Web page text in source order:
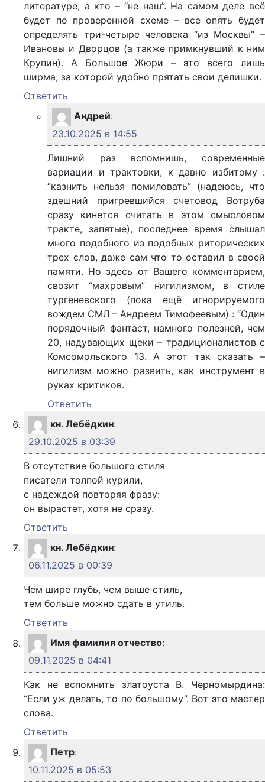
литературе, а кто – “не наш”. На самом деле всё
будет по проверенной схеме – все опять будет
определять три-четыре человека “из Москвы” –
Ивановы и Дворцов (а также примкнувший к ним
Крупин). А Большое Жюри – это всего лишь
ширма, за которой удобно прятать свои делишки.
Ответить
Андрей:
23.10.2025 в 14:55
Лишний раз вспомнишь, современные
вариации и трактовки, к давно избитому :
“казнить нельзя помиловать” (надеюсь, что
здешний пригревшийся счетовод Вотруба
сразу кинется считать в этом смысловом
тракте, запятые), последнее время слышал
много подобного из подобных риторических
трех слов, даже сам что то оставил в своей
памяти. Но здесь от Вашего комментарием,
свозит “махровым” нигилизмом, в стиле
тургеневского (пока ещё игнорируемого
вождем СМЛ – Андреем Тимофеевым) : “Один
порядочный фантаст, намного полезней, чем
20, надувающих щеки – традиционалистов с
Комсомольского 13. А этот так сказать –
нигилизм можно развить, как инструмент в
руках критиков.
Ответить
кн. Лебёдкин:
29.10.2025 в 03:39
В отсутствие большого стиля
писатели толпой курили,
с надеждой повторяя фразу:
он вырастет, хотя не сразу.
Ответить
кн. Лебёдкин:
06.11.2025 в 00:39
Чем шире глубь, чем выше стиль,
тем больше можно сдать в утиль.
Ответить
Имя фамилия отчество:
09.11.2025 в 04:41
Как не вспомнить златоуста В. Черномырдина:
“Если уж делать, то по большому”. Вот это мастер
слова.
Ответить
Петр:
10.11.2025 в 05:53